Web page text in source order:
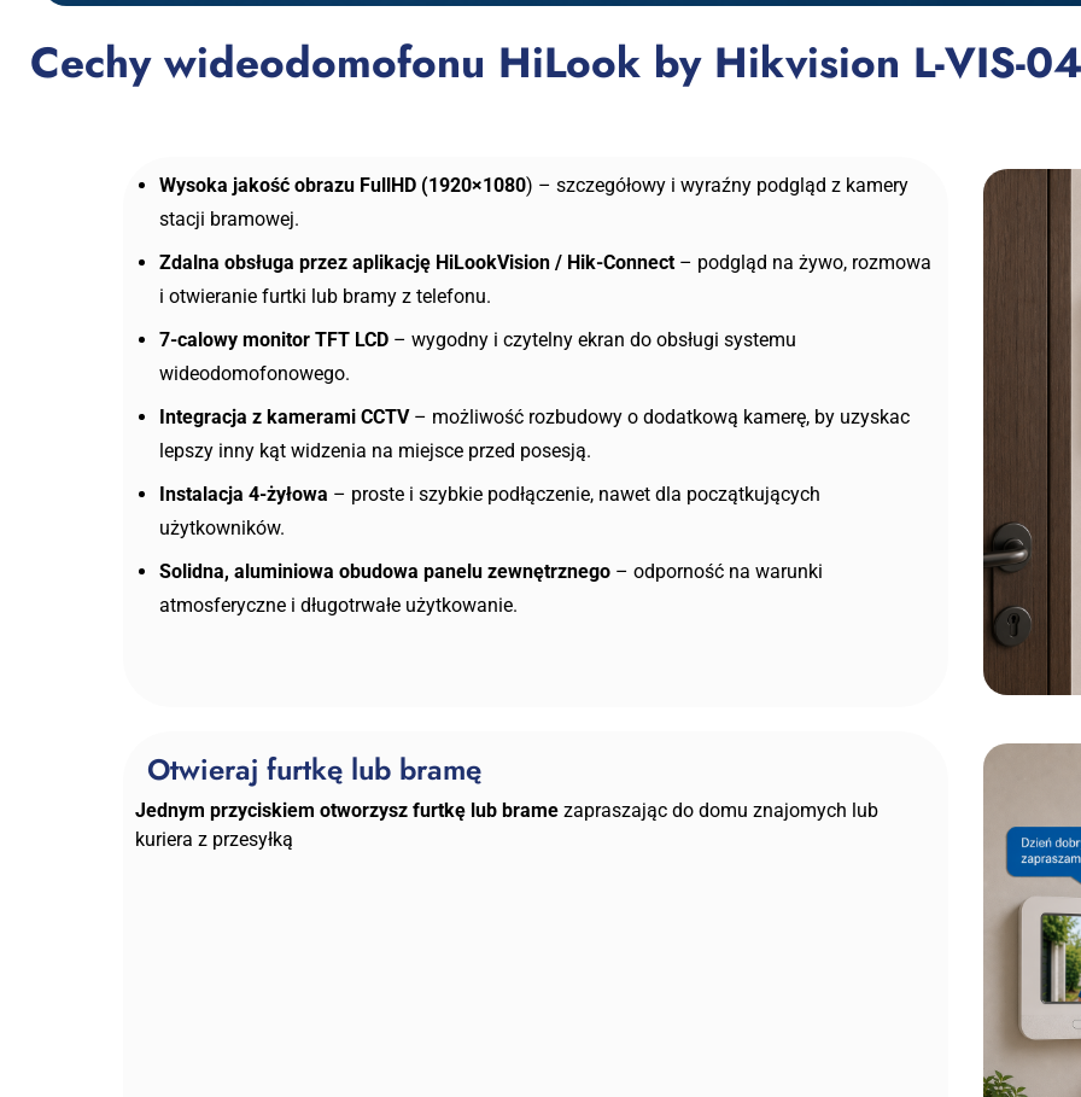
Cechy wideodomofonu HiLook by Hikvision L-VIS-04
Wysoka jakość obrazu FullHD (1920×1080) – szczegółowy i wyraźny podgląd z kamery
stacji bramowej.
Zdalna obsługa przez aplikację HiLookVision / Hik-Connect – podgląd na żywo, rozmowa
i otwieranie furtki lub bramy z telefonu.
7-calowy monitor TFT LCD – wygodny i czytelny ekran do obsługi systemu
wideodomofonowego.
Integracja z kamerami CCTV– możliwość rozbudowy o dodatkową kamerę, by uzyskac
lepszy inny kąt widzenia na miejsce przed posesją.
Instalacja 4-żyłowa – proste i szybkie podłączenie, nawet dla początkujących
użytkowników.
Solidna, aluminiowa obudowa panelu zewnętrznego – odporność na warunki
atmosferyczne i długotrwałe użytkowanie.
Otwieraj furtkę lub bramę
Jednym przyciskiem otworzysz furtkę lub brame zapraszając do domu znajomych lub
kuriera z przesyłką